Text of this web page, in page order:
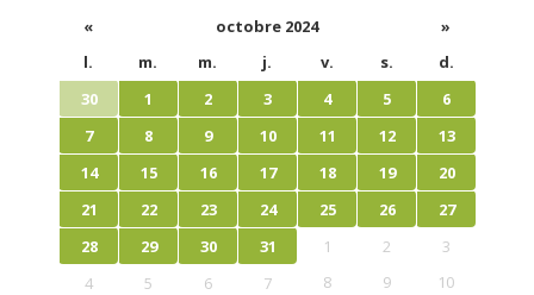
« octobre 2024
»
l.
m. m. j. v. s.
d.
30
1 2 3 4 5
6
7
8 9 10 11 12
13
14
15 16 17 18 19
20
21
22 23 24 25 26
27
28
29 30 31 1 2
3
4
5 6 7 8 9 10